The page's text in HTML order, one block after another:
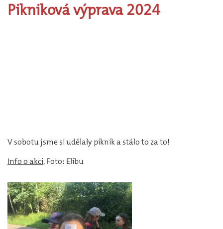
Piknikovávýprava 2024
V sobotu jsme si udělaly piknik a stálo to za to!
Info o akci, Foto: Elibu